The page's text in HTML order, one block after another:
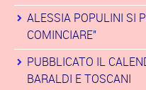
ALESSIA POPULINI SI
COMINCIARE"
PUBBLICATO IL
BARALDI E TOSCANI